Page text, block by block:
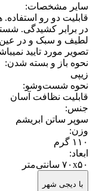
سایر مشخصات:
قابلیت دو رو
در برابر کشیدگی.
لطیف و سبک و در عین
تصویر مورد تایید
نحوه باز و بسته شدن:
زیپی
نحوه شست‌وشو:
قابلیت نظافت آسان
جنس‌:
سوپر ساتن ابریشم
وزن:
۱۱۰ گرم
ابعاد:
۷۰x۵۰ سانتی‌متر
با دیجی شهر